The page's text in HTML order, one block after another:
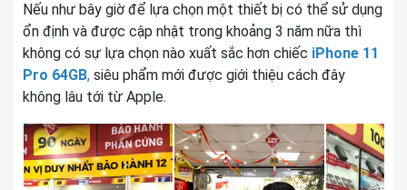
Nếu như bây giờ để lựa chọn một thiết bị có thể sử dụng
ổn định và được cập nhật trong khoảng 3 năm nữa thì
không có sự lựa chọn nào xuất sắc hơn chiếc iPhone 11
Pro 64GB, siêu phẩm mới được giới thiệu cách đây
không lâu tới từ Apple.